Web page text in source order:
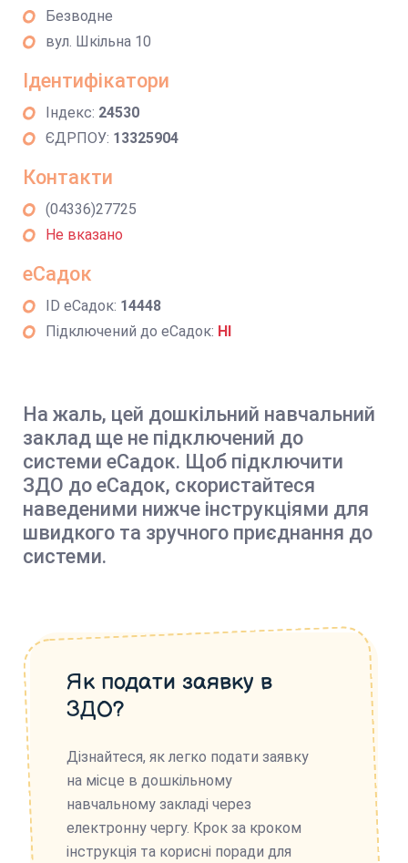
Безводне
вул. Шкільна 10
Ідентифікатори
Індекс: 24530
ЄДРПОУ: 13325904
Контакти
(04336)27725
Не вказано
еСадок
ID еСадок: 14448
Підключений до еСадок: НІ
На жаль, цей дошкільний навчальний
заклад ще не підключений до
системи еСадок. Щоб підключити
ЗДО до еСадок, скористайтеся
наведеними нижче інструкціями для
швидкого та зручного приєднання до
системи.
Як подати заявку в
ЗДО?
Дізнайтеся, як легко подати заявку
на місце в дошкільному
навчальному закладі через
електронну чергу. Крок за кроком
інструкція та корисні поради для